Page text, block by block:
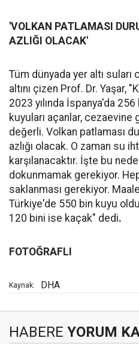
'VOLKAN PATLAMASI
AZLIĞI OLACAK'
Tüm dünyada yer altı
altını çizen Prof. Dr. Yaşar,
2023 yılında İspanya'da
kuyuları açanlar, cezaevine
değerli. Volkan patlaması
azlığı olacak. O zaman su
karşılanacaktır. İşte bu
dokunmamak gerekiyor.
saklanması gerekiyor.
Türkiye'de 550 bin kuyu
120 bini ise kaçak" dedi.
FOTOĞRAFLI
Kaynak: DHA
HABERE YORUM